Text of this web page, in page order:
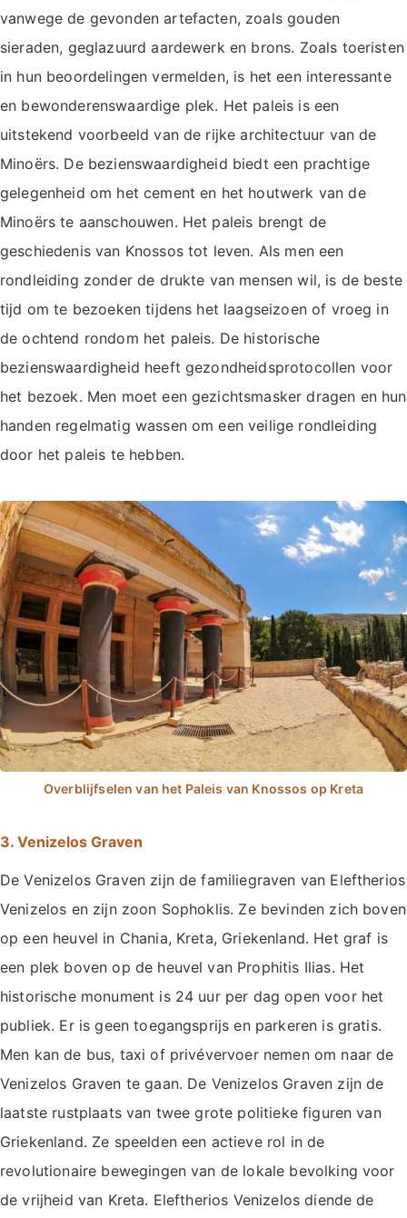
vanwege de gevonden artefacten, zoals gouden
sieraden, geglazuurd aardewerk en brons. Zoals toeristen
in hun beoordelingen vermelden, is het een interessante
en bewonderenswaardige plek. Het paleis is een
uitstekend voorbeeld van de rijke architectuur van de
Minoërs. De bezienswaardigheid biedt een prachtige
gelegenheid om het cement en het houtwerk van de
Minoërs te aanschouwen. Het paleis brengt de
geschiedenis van Knossos tot leven. Als men een
rondleiding zonder de drukte van mensen wil, is de beste
tijd om te bezoeken tijdens het laagseizoen of vroeg in
de ochtend rondom het paleis. De historische
bezienswaardigheid heeft gezondheidsprotocollen voor
het bezoek. Men moet een gezichtsmasker dragen en hun
handen regelmatig wassen om een veilige rondleiding
door het paleis te hebben.
3. Venizelos Graven
De Venizelos Graven zijn de familiegraven van Eleftherios
Venizelos en zijn zoon Sophoklis. Ze bevinden zich boven
op een heuvel in Chania, Kreta, Griekenland. Het graf is
een plek boven op de heuvel van Prophitis Ilias. Het
historische monument is 24 uur per dag open voor het
publiek. Er is geen toegangsprijs en parkeren is gratis.
Men kan de bus, taxi of privévervoer nemen om naar de
Venizelos Graven te gaan. De Venizelos Graven zijn de
laatste rustplaats van twee grote politieke figuren van
Griekenland. Ze speelden een actieve rol in de
revolutionaire bewegingen van de lokale bevolking voor
de vrijheid van Kreta. Eleftherios Venizelos diende de